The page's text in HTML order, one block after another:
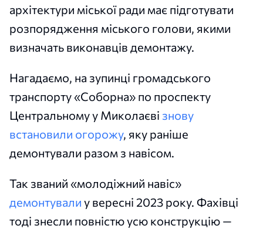
архітектури міської ради має підготувати
розпорядження міського голови, якими
визначать виконавців демонтажу.
Нагадаємо, на зупинці громадського
транспорту «Соборна» по проспекту
Центральному у Миколаєві знову
встановили огорожу, яку раніше
демонтували разом з навісом.
Так званий «молодіжний навіс»
демонтували у вересні 2023 року. Фахівці
тоді знесли повністю усю конструкцію —